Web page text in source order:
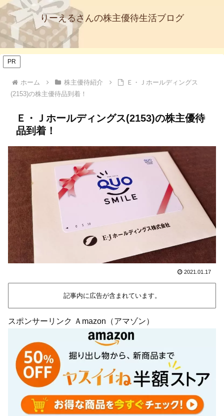
りーえるさんの株主優待生活ブログ
PR
ホーム 株主優待紹介
Ｅ・Ｊホールディングス
(2153)の株主優待品到着！
Ｅ・Ｊホールディングス(2153)の株主優待
品到着！
2021.01.17
記事内に広告が含まれています。
スポンサーリンク Ａmazon（アマゾン）